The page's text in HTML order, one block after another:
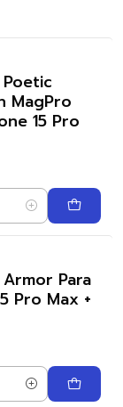
MagPro
15 Pro
Para
Pro Max +